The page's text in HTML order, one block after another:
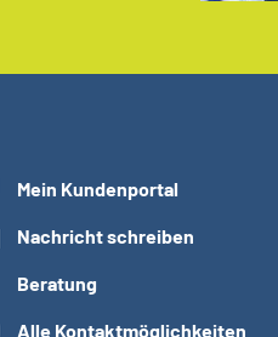
Mein Kundenportal
Nachricht schreiben
Beratung
Alle Kontaktmöglichkeiten